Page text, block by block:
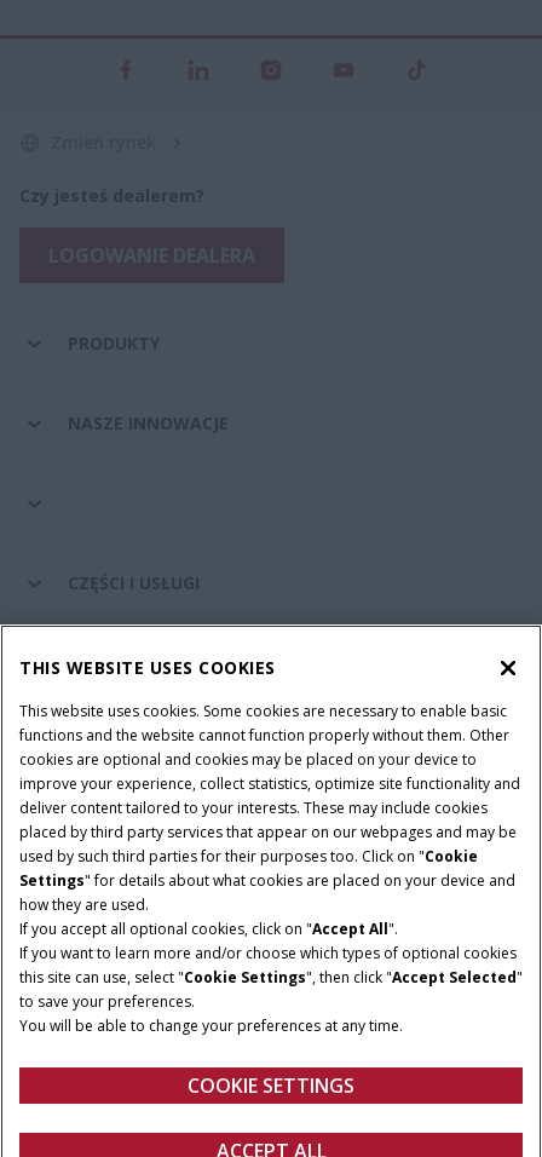
Czy jesteś dealerem?
PRODUKTY
NASZE INNOWACJE
CZĘŚCI I USŁUGI
ŚWIAT CASE IH
Regulamin
Informacje na temat ochrony prywatności
Adres wydawniczy
Cookie Settings
Telematyka – informacja o ochronie prywatności
© 2026 CNH Industrial America LLC. All Rights Reserved. Case IH is a
trademark of CNH Industrial America LLC.
THIS WEBSITE USES COOKIES
This website uses cookies. Some cookies are necessary to enable basic
functions and the website cannot function properly without them. Other
cookies are optional and cookies may be placed on your device to
improve your experience, collect statistics, optimize site functionality and
deliver content tailored to your interests. These may include cookies
placed by third party services that appear on our webpages and may be
used by such third parties for their purposes too. Click on "Cookie
Settings" for details about what cookies are placed on your device and
how they are used.
If you accept all optional cookies, click on "Accept All".
If you want to learn more and/or choose which types of optional cookies
this site can use, select "Cookie Settings", then click "Accept Selected"
to save your preferences.
You will be able to change your preferences at any time.
COOKIE SETTINGS
ACCEPT ALL